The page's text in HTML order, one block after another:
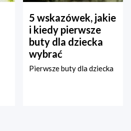
5 wskazówek, jakie
i kiedy pierwsze
buty dla dziecka
wybrać
Pierwsze buty dla dziecka